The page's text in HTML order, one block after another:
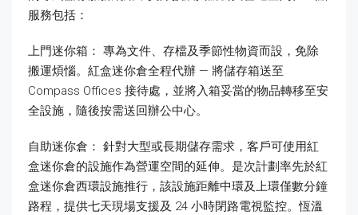
服務包括：
上門迷你箱： 專為文件、存檔及季節性物資而設，免除
搬運煩惱。紅盒迷你倉全程代辦 — 將儲存箱送至
Compass Offices 接待處，並將入箱妥當的物品轉移至安
全設施，隨後按需送回辦公中心。
自助迷你倉： 針對大型或長期儲存需求，客戶可使用紅
盒迷你倉的設施作為營運空間的延伸。是次計劃率先於紅
盒迷你倉西環設施推行，該設施距離中環及上環僅數分鐘
路程，提供七天現場支援及 24 小時閉路電視監控。恆溫